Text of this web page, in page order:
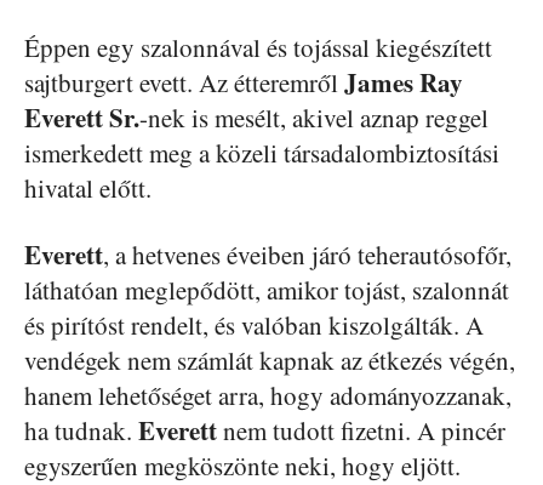
Éppen egy szalonnával és tojással kiegészített
sajtburgert evett. Az étteremrőlJames Ray
Everett Sr.-nek is mesélt, akivel aznap reggel
ismerkedett meg a közeli társadalombiztosítási
hivatal előtt.
Everett, a hetvenes éveiben járó teherautósofőr,
láthatóan meglepődött, amikor tojást, szalonnát
és pirítóst rendelt, és valóban kiszolgálták. A
vendégek nem számlát kapnak az étkezés végén,
hanem lehetőséget arra, hogy adományozzanak,
ha tudnak. Everettnem tudott fizetni. A pincér
egyszerűen megköszönte neki, hogy eljött.